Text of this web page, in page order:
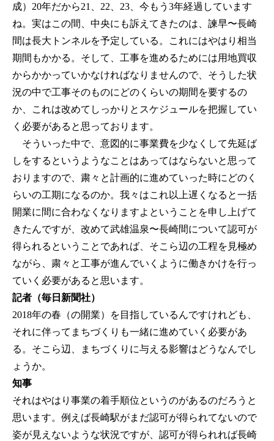
成）20年だから21、22、23、今もう3年経過しています
ね。実はこの間、中央にも訴えてきたのは、諫早〜長崎
間は長大トンネルを予定している。これにはやはり相当
期間もかかる。そして、工事を進めるためには用地買収
からかかっていかなければなりませんので、そうした状
況の中で工事そのものにどのくらいの期間を要するの
か、これは改めてしっかりとスケジュールを把握してい
く必要があると思っております。
そういった中で、意図的に事業費を少なくして先延ば
しをするというようなことはあってはならないと思って
おりますので、粛々と計画的に進めていった時にどのく
らいの工期になるのか。我々はこれ以上遅くなると一括
開業に間に合わなくなりますよということを申し上げて
きたんですが、改めて武雄温泉〜長崎間について認可が
得られるということであれば、そこら辺の工程を見極め
ながら、粛々と工事が進んでいくように働きかけを行っ
ていく必要があると思います。
記者（毎日新聞社）
2018年の春（の開業）を目指しているんですけれども、
それに伴ってまちづくりも一緒に進めていく必要があ
る。そこら辺、まちづくりに与える影響はどうなんでし
ょうか。
知事
それはやはり事業の着手順位というのがあるのだろうと
思います。例えば長崎駅がまだ認可が得られてないので
姿が見えないような状況ですが、認可が得られれば長崎